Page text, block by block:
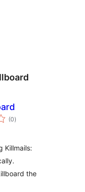
(0total
de
)
Killmails:
the